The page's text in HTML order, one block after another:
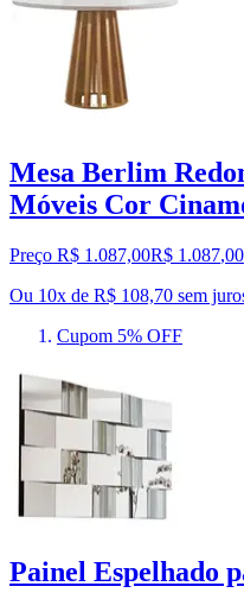
Mesa Berlim
Móveis Cor
Preço R$ 1.087,00R$ 1.087,00
Ou 10x de R$ 108,70 sem
Cupom 5% OFF
Painel Espelhado